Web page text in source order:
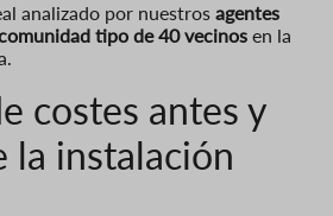
analizado por nuestros agentes
tipo de 40 vecinos en la
costes antes y
la instalación